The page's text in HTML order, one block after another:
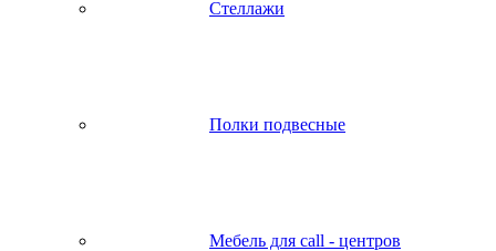
Стеллажи
Полки подвесные
Мебель для call - центров